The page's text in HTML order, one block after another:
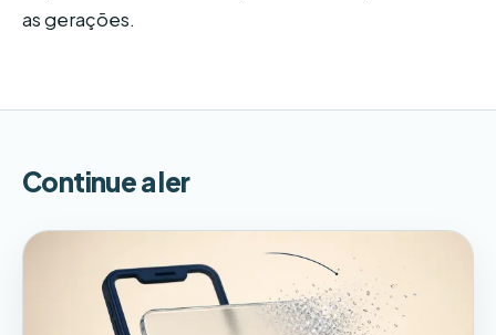
as gerações.
Continue a ler